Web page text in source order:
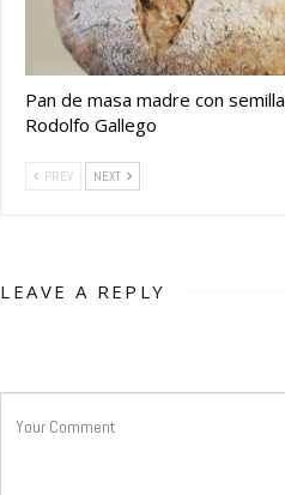
Pan de masa madre con
Rodolfo Gallego
PREV NEXT
LEAVE A REPLY